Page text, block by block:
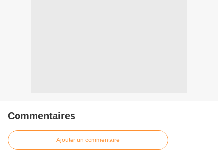
Commentaires
Ajouter un commentaire